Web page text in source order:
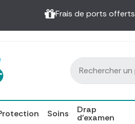
Frais de ports offerts
Soins Drap
d'examen